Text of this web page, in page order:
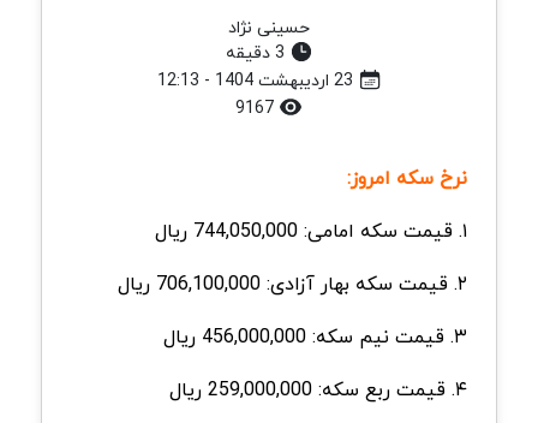
حسینی نژاد
نرخ سکه امروز:
۱. قیمت سکه امامی: 744,050,000 ریال
۲. قیمت سکه
بهار آزادی: 706,100,000 ریال
۳. قیمت نیم سکه: 456,000,000 ریال
۴. قیمت ربع سکه: 259,000,000 ریال